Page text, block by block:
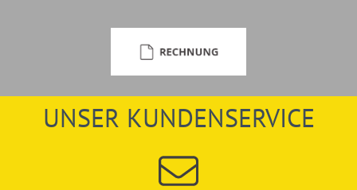
UNSER KUNDENSERVICE